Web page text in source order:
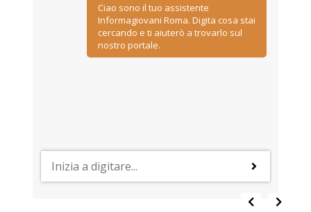
Ciao sono il tuo assistente
Informagiovani Roma. Digita cosa stai
cercando e ti aiuterò a trovarlo sul
nostro portale.